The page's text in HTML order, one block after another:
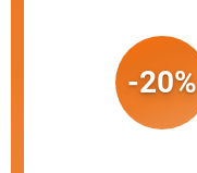
-20%